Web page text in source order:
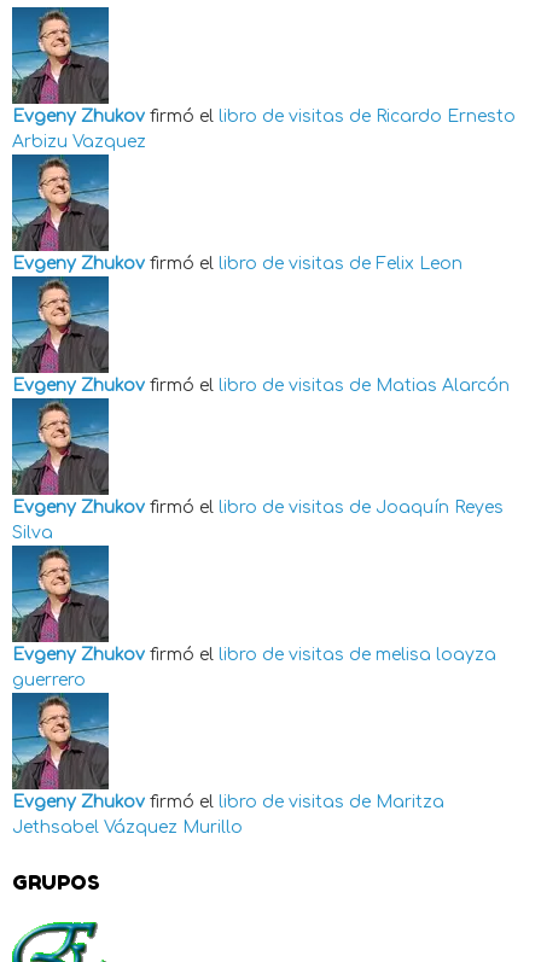
Evgeny Zhukov firmó el libro de visitas de Ricardo Ernesto
Arbizu Vazquez
Evgeny Zhukov firmó el libro de visitas de Felix Leon
Evgeny Zhukov firmó el libro de visitas de Matias Alarcón
Evgeny Zhukov firmó el libro de visitas de Joaquín Reyes
Silva
Evgeny Zhukov firmó el libro de visitas de melisa loayza
guerrero
Evgeny Zhukov firmó el libro de visitas de Maritza
Jethsabel Vázquez Murillo
GRUPOS